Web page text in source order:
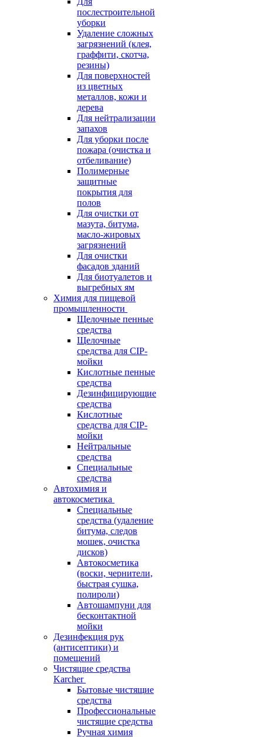
послестроительной
уборки
Удаление сложных
загрязнений (клея,
граффити, скотча,
резины)
Для поверхностей
из цветных
металлов, кожи и
дерева
Для нейтрализации
запахов
Для уборки после
пожара (очистка и
отбеливание)
Полимерные
защитные
покрытия для
полов
Для очистки от
мазута, битума,
масло-жировых
загрязнений
Для очистки
фасадов зданий
Для биотуалетов и
выгребных ям
Химия для пищевой
промышленности
Щелочные пенные
средства
Щелочные
средства для CIP-
мойки
Кислотные пенные
средства
Дезинфицирующие
средства
Кислотные
средства для CIP-
мойки
Нейтральные
средства
Специальные
средства
Автохимия и
автокосметика
Специальные
средства (удаление
битума, следов
мошек, очистка
дисков)
Автокосметика
(воски, чернители,
быстрая сушка,
полироли)
Автошампуни для
бесконтактной
мойки
Дезинфекция рук
(антисептики) и
помещений
Чистящие средства
Karcher
Бытовые чистящие
средства
Профессиональные
чистящие средства
Ручная химия